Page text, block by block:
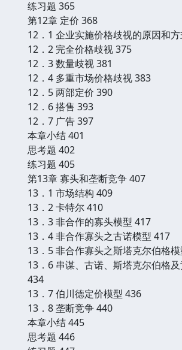
练习题 365
第12章 定价 368
12．1 企业实施价格歧视的原因和
12．2 完全价格歧视 375
12．3 数量歧视 381
12．4 多重市场价格歧视 383
12．5 两部定价 390
12．6 搭售 393
12．7 广告 397
本章小结 401
思考题 402
练习题 405
第13章 寡头和垄断竞争 407
13．1 市场结构 409
13．2 卡特尔 410
13．3 非合作的寡头模型 417
13．4 非合作寡头之古诺模型 417
13．5 非合作寡头之斯塔克尔伯格
13．6 串谋、古诺、斯塔克尔伯格
434
13．7 伯川德定价模型 436
13．8 垄断竞争 440
本章小结 445
思考题 446